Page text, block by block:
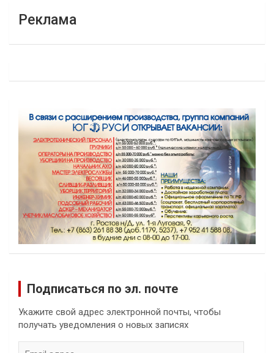
Реклама
Подписаться по эл. почте
Укажите свой адрес электронной почты, чтобы
получать уведомления о новых записях